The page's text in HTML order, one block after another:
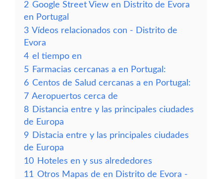
2 Google Street View en Distrito de Evora
en Portugal
3 Vídeos relacionados con - Distrito de
Evora
4 el tiempo en
5 Farmacias cercanas a en Portugal:
6 Centos de Salud cercanas a en Portugal:
7 Aeropuertos cerca de
8 Distancia entre y las principales ciudades
de Europa
9 Distacia entre y las principales ciudades
de Europa
10 Hoteles en y sus alrededores
11 Otros Mapas de en Distrito de Evora -